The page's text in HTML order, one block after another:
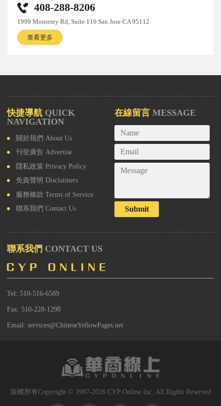
408-288-8206
1999 Monterey Rd, Suite 110 San Jose CA 95112
查看更多
快捷導航 QUICK
NAVIGATION
關於我們 About Us
刊登廣告 Advertise
隱私政策 Privacy Policy
免責聲明 Disclaimers
服務條款 Terms of Service
聯系我們 Contact Us
在線留言 MESSAGE
Submit
聯系我們 CONTACT US
Tel: 510-516-6589
Fax: 510-228-1298
Email: services@ChineseYellowPages.net
版權所有Copyright © 1987-2026 CYP Online Inc. All Rights Reserved